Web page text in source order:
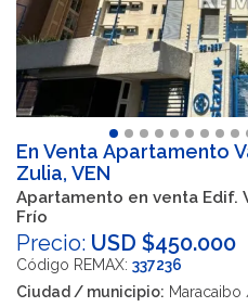
En Venta Apartamento
Zulia, VEN
Apartamento en venta Edif.
Frío
Precio: USD $450.000
Código REMAX: 337236
Ciudad / municipio: